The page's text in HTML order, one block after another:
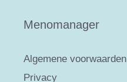
Menomanager
Algemene voorwaarden
Privacy